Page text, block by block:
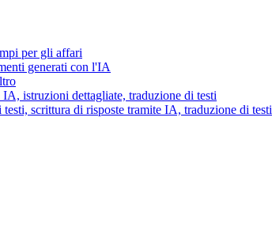
per gli affari
generati con l'IA
istruzioni dettagliate, traduzione di testi
scrittura di risposte tramite IA, traduzione di testi